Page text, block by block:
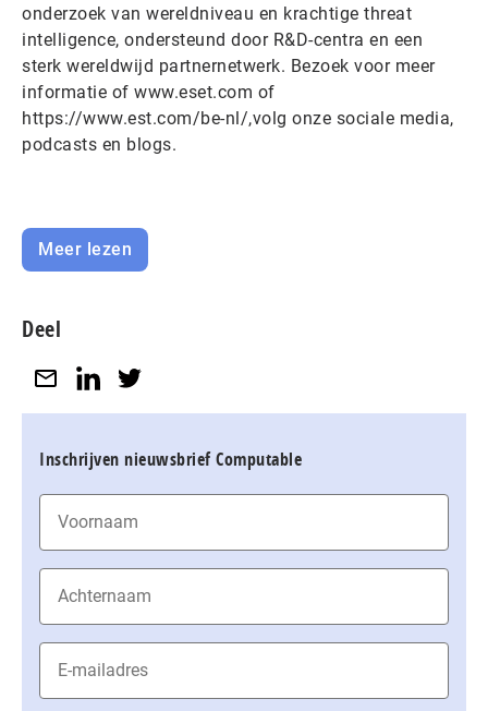
onderzoek van wereldniveau en krachtige threat
intelligence, ondersteund door R&D-centra en een
sterk wereldwijd partnernetwerk. Bezoek voor meer
informatie of www.eset.com of
https://www.est.com/be-nl/,volg onze sociale media,
podcasts en blogs.
Meer lezen
Deel
Inschrijven nieuwsbrief Computable